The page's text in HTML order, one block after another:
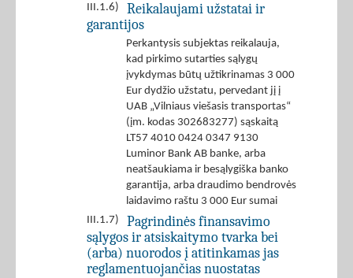
III.1.6)
Reikalaujami užstatai ir
garantijos
Perkantysis subjektas reikalauja,
kad pirkimo sutarties sąlygų
įvykdymas būtų užtikrinamas 3 000
Eur dydžio užstatu, pervedant jį į
UAB „Vilniaus viešasis transportas“
(įm. kodas 302683277) sąskaitą
LT57 4010 0424 0347 9130
Luminor Bank AB banke, arba
neatšaukiama ir besąlygiška banko
garantija, arba draudimo bendrovės
laidavimo raštu 3 000 Eur sumai
III.1.7)
Pagrindinės finansavimo
sąlygos ir atsiskaitymo tvarka bei
(arba) nuorodos į atitinkamas jas
reglamentuojančias nuostatas